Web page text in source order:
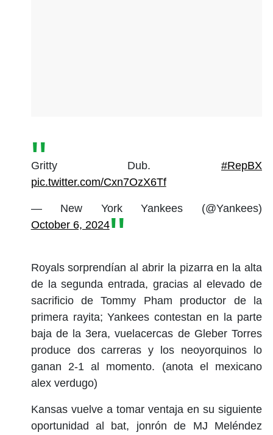
Gritty Dub. #RepBX
pic.twitter.com/Cxn7OzX6Tf
— New York Yankees (@Yankees)
October 6, 2024
Royals sorprendían al abrir la pizarra en la alta
de la segunda entrada, gracias al elevado de
sacrificio de Tommy Pham productor de la
primera rayita; Yankees contestan en la parte
baja de la 3era, vuelacercas de Gleber Torres
produce dos carreras y los neoyorquinos lo
ganan 2-1 al momento. (anota el mexicano
alex verdugo)
Kansas vuelve a tomar ventaja en su siguiente
oportunidad al bat, jonrón de MJ Meléndez